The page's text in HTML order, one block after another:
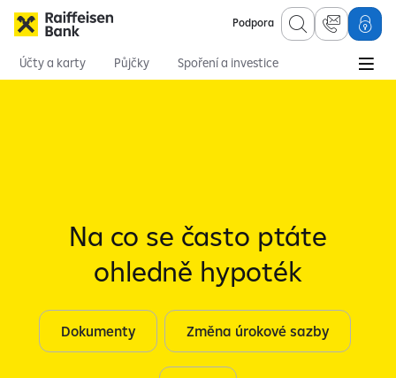
Podpora
Účty a karty Půjčky
Spoření a investice
Na co se často ptáte
ohledně hypoték
Dokumenty Změna úrokové sazby